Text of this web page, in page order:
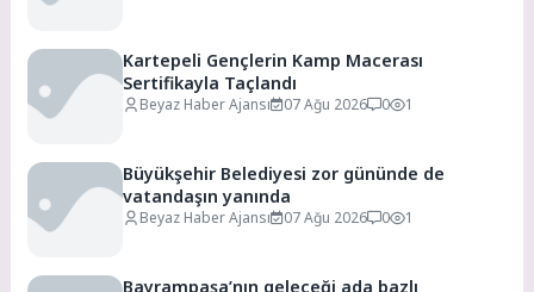
Kartepeli Gençlerin Kamp Macerası
Sertifikayla Taçlandı
Beyaz Haber Ajansı 07 Ağu 2026 0 1
Büyükşehir Belediyesi zor gününde de
vatandaşın yanında
Beyaz Haber Ajansı 07 Ağu 2026 0 1
Bayrampaşa’nın geleceği ada bazlı